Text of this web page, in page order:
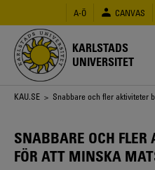
huvudinnehåll
A-Ö CANVAS
KARLSTADS
UNIVERSITET
Länkstig
KAU.SE > Snabbare och fler aktiviteter
SNABBARE OCH FLER
FÖR ATT MINSKA